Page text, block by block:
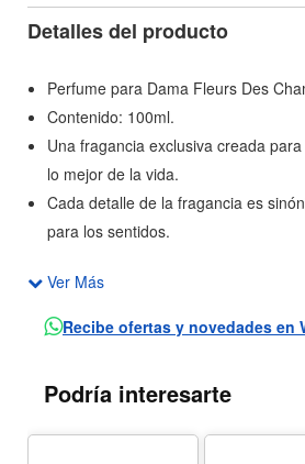
Detalles del producto
Perfume para Dama Fleurs Des
Contenido: 100ml.
Una fragancia exclusiva creada
lo mejor de la vida.
Cada detalle de la fragancia es
para los sentidos.
Ver Más
Recibe ofertas y novedades en
Podría interesarte